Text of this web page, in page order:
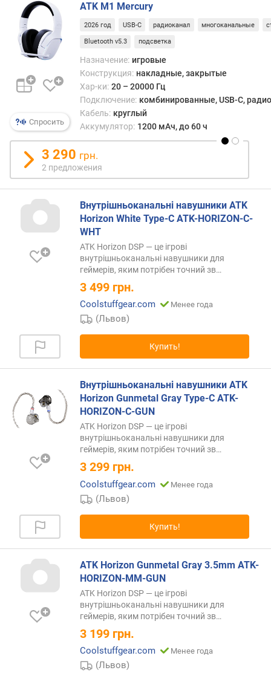
м
о
д
о
р
и
д
е
ш
е
в
ы
п
о
д
а
д
в
е
о
Спросить
ATK M1 Mercury
2026 год USB-C радиоканал многоканальные
Bluetooth v5.3 подсветка
Назначение: игровые
Конструкция: накладные, закрытые
Хар-ки: 20 – 20000 Гц
Подключение: комбинированные, USB-C,
Кабель: круглый
Аккумулятор: 1200 мАч, до 60 ч
3 290 грн.
2 предложения
Внутрішньоканальні навушники ATK
Horizon White Type-C ATK-HORIZON-C-
WHT
ATK Horizon DSP — це ігрові
внутрішньоканальні навушники для
геймерів, яким потрібен точний зв…
3 499 грн.
Coolstuffgear.com Менее года
(Львов)
Купить!
Внутрішньоканальні навушники ATK
Horizon Gunmetal Gray Type-C ATK-
HORIZON-C-GUN
ATK Horizon DSP — це ігрові
внутрішньоканальні навушники для
геймерів, яким потрібен точний зв…
3 299 грн.
Coolstuffgear.com Менее года
(Львов)
Купить!
ATK Horizon Gunmetal Gray 3.5mm ATK-
HORIZON-MM-GUN
ATK Horizon DSP — це ігрові
внутрішньоканальні навушники для
геймерів, яким потрібен точний зв…
3 199 грн.
Coolstuffgear.com Менее года
(Львов)